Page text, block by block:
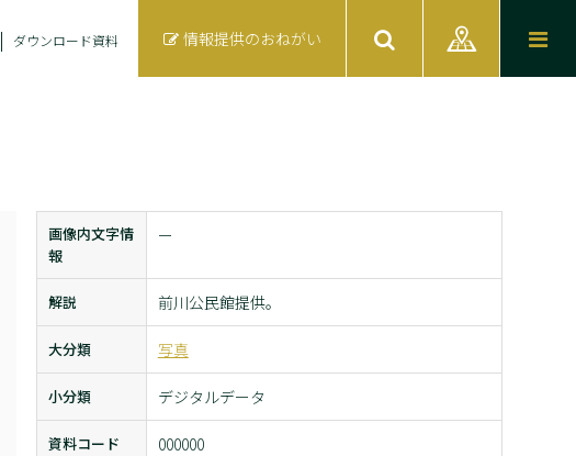
ダウンロード資料 情報提供のおねがい
画像内文字情
報
ー
解説 前川公民館提供。
大分類 写真
小分類 デジタルデータ
資料コード 000000